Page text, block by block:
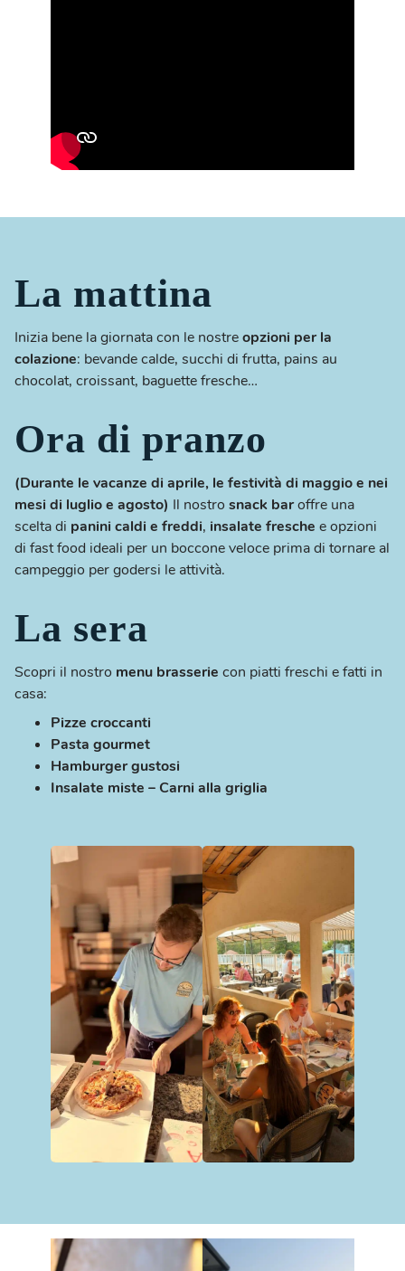
La mattina
Inizia bene la giornata con le nostreopzioni per la
colazione: bevande calde, succhi di frutta, pains au
chocolat, croissant, baguette fresche…
Ora di pranzo
(Durante le vacanze di aprile, le festività di maggio e nei
mesi di luglio e agosto) Il nostro snack baroffre una
scelta di panini caldi e freddi, insalate fresche e opzioni
di fast food ideali per un boccone veloce prima di tornare al
campeggio per godersi le attività.
La sera
Scopri il nostro menu brasserie con piatti freschi e fatti in
casa:
Pizze croccanti
Pasta gourmet
Hamburger gustosi
Insalate miste – Carni alla griglia